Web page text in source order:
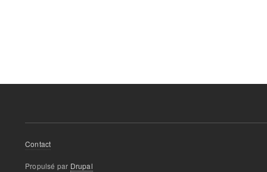
Footer
menu
Contact
Propulsé par Drupal